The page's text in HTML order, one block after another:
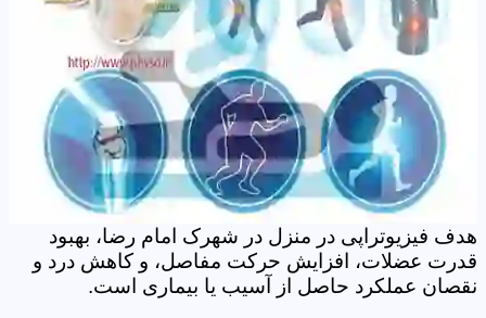
هدف فیزیوتراپی در منزل در شهرک امام رضا، بهبود
قدرت عضلات، افزایش حرکت مفاصل، و کاهش درد و
نقصان عملکرد حاصل از آسیب یا بیماری است.